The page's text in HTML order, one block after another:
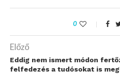
0
Előző
Eddig nem ismert módon
felfedezés a tudósokat is